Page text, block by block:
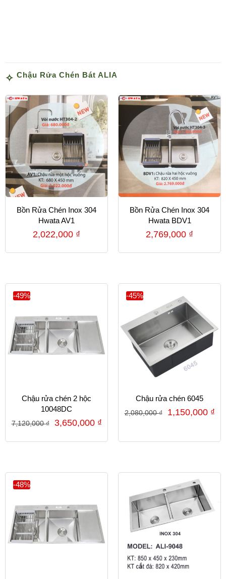
Chậu Rửa Chén Bát ALIA
Bồn Rửa Chén Inox 304
Hwata AV1
2,022,000 ₫
Bồn Rửa Chén Inox 304
Hwata BDV1
2,769,000 ₫
-49%
Chậu rửa chén 2 hộc
10048DC
7,120,000₫ 3,650,000 ₫
-45%
Chậu rửa chén 6045
2,080,000₫ 1,150,000 ₫
-48%